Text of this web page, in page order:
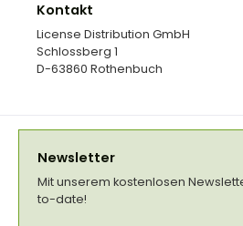
Kontakt
License Distribution GmbH
Schlossberg 1
D-63860 Rothenbuch
Newsletter
Mit unserem kostenlosen
to-date!